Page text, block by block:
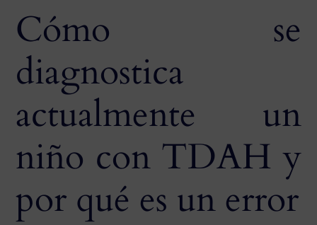
Cómo se
diagnostica
actualmente un
niño con TDAH y
por qué es un error